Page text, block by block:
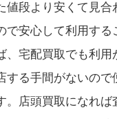
段より安くて見合
安心して利用する
宅配買取でも利用
る手間がないので
店頭買取になれば